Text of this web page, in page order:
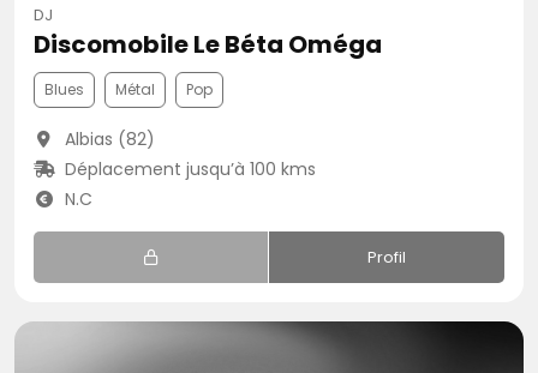
DJ
Discomobile Le Béta Oméga
Blues Métal Pop
Albias (82)
Déplacement jusqu’à 100 kms
N.C
Profil